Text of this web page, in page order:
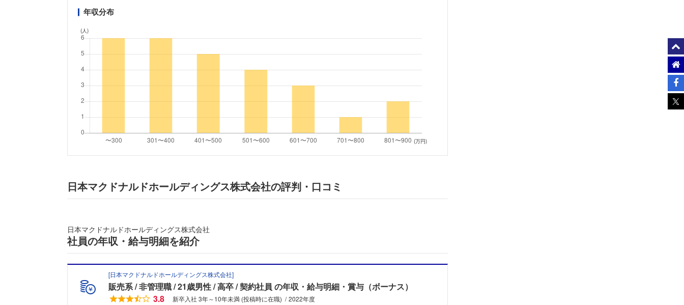
フォローしました
こちらの企業もフォローしませんか？
年収分布
(人)
(万円)
日本マクドナルドホールディングス株式会社の評判・口コミ
日本マクドナルドホールディングス株式会社
社員の年収・給与明細を紹介
[日本マクドナルドホールディングス株式会社]
販売系 非管理職 21歳男性 高卒 契約社員 の年収・給与明細・賞与（ボーナス）
3.8
新卒入社 3年～10年未満 (投稿時に在職) 2022年度